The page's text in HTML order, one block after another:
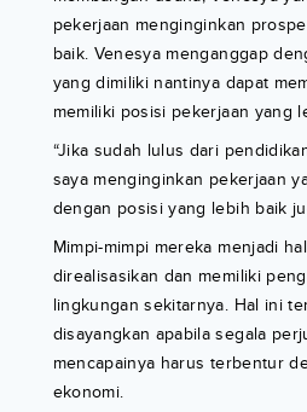
pekerjaan menginginkan
baik. Venesya menganggap
yang dimiliki nantinya dapat
memiliki posisi pekerjaan yang
“Jika sudah lulus dari
saya menginginkan pekerjaan
dengan posisi yang lebih baik
Mimpi-mimpi mereka menjadi
direalisasikan dan memiliki
lingkungan sekitarnya. Hal ini
disayangkan apabila segala
mencapainya harus terbentur
ekonomi.